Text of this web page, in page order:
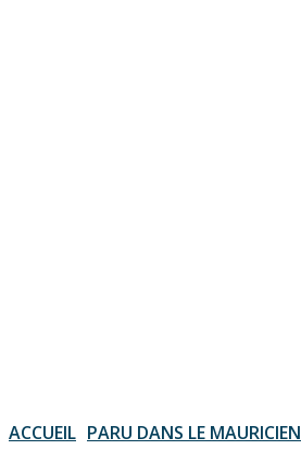
ACCUEIL PARU DANS LE MAURICIEN